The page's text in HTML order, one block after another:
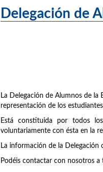
Delegación de
La Delegación de Alumnos de la
representación de los
Está constituida por todos
voluntariamente con ésta en la
La información de la Delegación
Podéis contactar con nosotros a